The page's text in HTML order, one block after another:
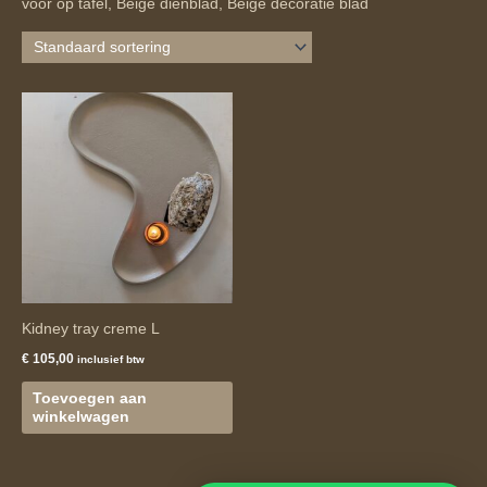
voor op tafel, Beige dienblad, Beige decoratie blad
Kidney tray creme L
€ 105,00 inclusief btw
Toevoegen aan
winkelwagen